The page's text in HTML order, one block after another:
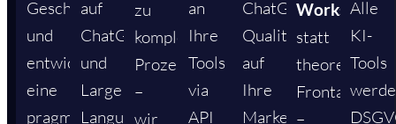
Geschäftsprozesse
und
entwickeln
eine
pragmatische
auf
ChatGPT
und
Large
Language
zu
komplexen
Prozessen
–
wir
an
Ihre
Tools
via
API
ChatGPT.
Qualitätsgesichert,
auf
Ihre
Marke
Workshops
statt
theoretischer
–
Alle
KI-
Tools